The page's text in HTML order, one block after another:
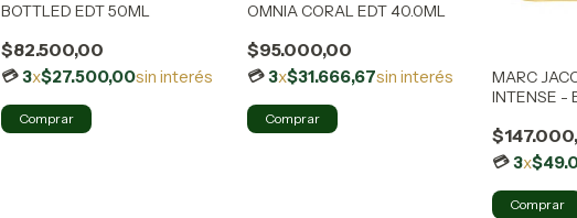
BOTTLED EDT 50ML
$82.500,00
3x$27.500,00sin interés
OMNIA CORAL EDT 40.0ML
$95.000,00
3x$31.666,67sin interés
MARC
INTENSE -
3x